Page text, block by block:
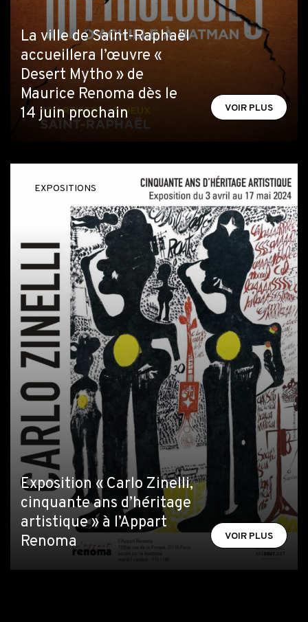
La ville de Saint-Raphaël
accueillera l’œuvre «
Desert Mytho » de
Maurice Renoma dès le
14 juin prochain
VOIR PLUS
EXPOSITIONS
Exposition « Carlo Zinelli,
cinquante ans d’héritage
artistique » à l’Appart
Renoma
VOIR PLUS